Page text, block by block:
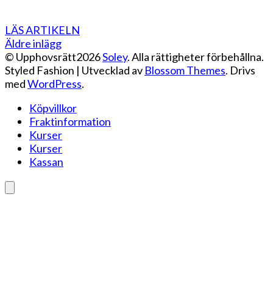
LÄS ARTIKELN
Inläggsnavigering
Äldre inlägg
© Upphovsrätt2026Soley. Alla rättigheter förbehållna.
Styled Fashion | Utvecklad av Blossom Themes. Drivs
medWordPress.
Köpvillkor
Fraktinformation
Kurser
Kurser
Kassan